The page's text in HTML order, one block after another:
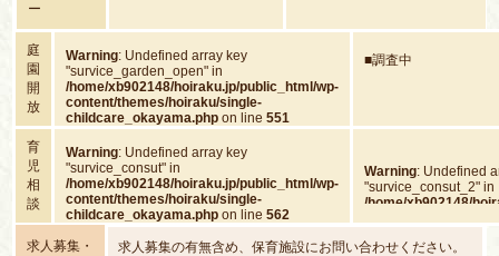
ー
庭
園
開
放
Warning: Undefined array key
"survice_garden_open" in
/home/xb902148/hoiraku.jp/public_html/wp-
content/themes/hoiraku/single-
childcare_okayama.php on line551
■調査中
育
児
相
談
Warning: Undefined array key
"survice_consut" in
/home/xb902148/hoiraku.jp/public_html/wp-
content/themes/hoiraku/single-
childcare_okayama.php on line562
Warning: Undefined
"survice_consut_2" in
/home/xb902148/
求人募集・
求人募集の有無含め、保育施設にお問い合わせください。